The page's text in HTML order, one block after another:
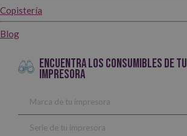
Copistería
Blog
ENCUENTRA LOS CONSUMIBLES DE TU
IMPRESORA